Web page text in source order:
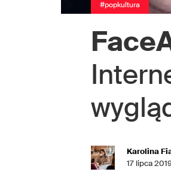
#popkultura
Karolina
17 lipca